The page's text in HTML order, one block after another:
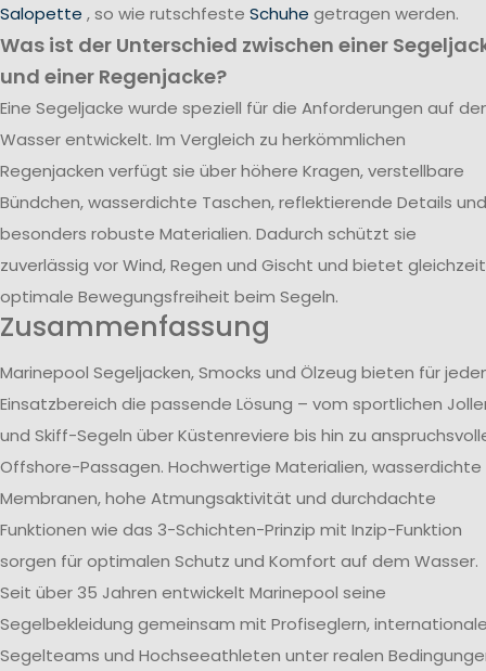
Salopette , so wie rutschfeste Schuhe getragen werden.
Was ist der Unterschied zwischen einer
und einer Regenjacke?
Eine Segeljacke wurde speziell für die Anforderungen auf
Wasser entwickelt. Im Vergleich zu herkömmlichen
Regenjacken verfügt sie über höhere Kragen, verstellbare
Bündchen, wasserdichte Taschen, reflektierende Details und
besonders robuste Materialien. Dadurch schützt sie
zuverlässig vor Wind, Regen und Gischt und bietet
optimale Bewegungsfreiheit beim Segeln.
Zusammenfassung
Marinepool Segeljacken, Smocks und Ölzeug bieten für
Einsatzbereich die passende Lösung – vom sportlichen
und Skiff-Segeln über Küstenreviere bis hin zu
Offshore-Passagen. Hochwertige Materialien, wasserdichte
Membranen, hohe Atmungsaktivität und durchdachte
Funktionen wie das 3-Schichten-Prinzip mit Inzip-Funktion
sorgen für optimalen Schutz und Komfort auf dem Wasser.
Seit über 35 Jahren entwickelt Marinepool seine
Segelbekleidung gemeinsam mit Profiseglern,
Segelteams und Hochseeathleten unter realen